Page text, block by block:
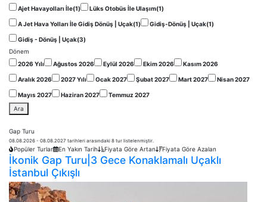
Ajet Havayolları İle(1) Lüks Otobüs İle Ulaşım(1)
A Jet Hava Yolları İle Gidiş Dönüş | Uçak(1) Gidiş-Dönüş | Uçak(1)
Gidiş - Dönüş | Uçak(3)
Dönem
2026 Yılı
Ağustos 2026 Eylül 2026 Ekim 2026 Kasım 2026
Aralık 2026 2027 Yılı Ocak 2027 Şubat 2027 Mart 2027 Nisan 2027
Mayıs 2027 Haziran 2027
Temmuz 2027
Ara
Gap Turu
08.08.2026 - 08.08.2027 tarihleri arasındaki 8 tur listelenmiştir.
Popüler Turlar En Yakın Tarih Fiyata Göre Artan Fiyata Göre Azalan
İkonik Gap Turu|3 Gece Konaklamalı Uçaklı
İstanbul Çıkışlı